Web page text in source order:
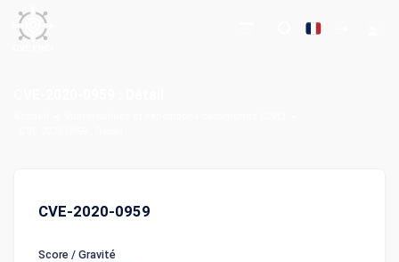
CVE-2020-0959
Score / Gravité